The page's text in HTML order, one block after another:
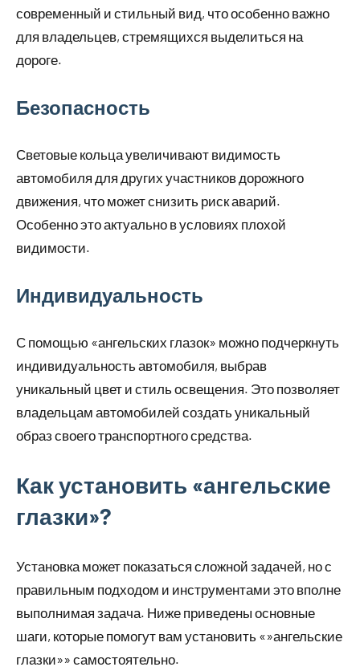
современный и стильный вид, что особенно важно
для владельцев, стремящихся выделиться на
дороге.
Безопасность
Световые кольца увеличивают видимость
автомобиля для других участников дорожного
движения, что может снизить риск аварий.
Особенно это актуально в условиях плохой
видимости.
Индивидуальность
С помощью «ангельских глазок» можно подчеркнуть
индивидуальность автомобиля, выбрав
уникальный цвет и стиль освещения. Это позволяет
владельцам автомобилей создать уникальный
образ своего транспортного средства.
Как установить «ангельские
глазки»?
Установка может показаться сложной задачей, но с
правильным подходом и инструментами это вполне
выполнимая задача. Ниже приведены основные
шаги, которые помогут вам установить «»ангельские
глазки»» самостоятельно.